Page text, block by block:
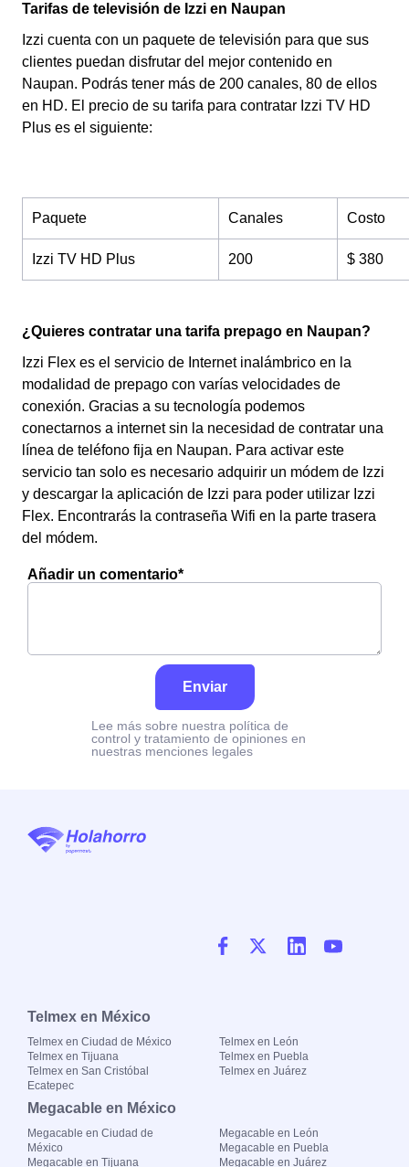
Tarifas de televisión de Izzi en Naupan
Izzi cuenta con un paquete de televisión para que sus
clientes puedan disfrutar del mejor contenido en
Naupan. Podrás tener más de 200 canales, 80 de ellos
en HD. El precio de su tarifa para contratar Izzi TV HD
Plus es el siguiente:
Paquete Canales Costo
Izzi TV HD Plus 200 $ 380
¿Quieres contratar una tarifa prepago en Naupan?
Izzi Flex es el servicio de Internet inalámbrico en la
modalidad de prepago con varías velocidades de
conexión. Gracias a su tecnología podemos
conectarnos a internet sin la necesidad de contratar una
línea de teléfono fija en Naupan. Para activar este
servicio tan solo es necesario adquirir un módem de Izzi
y descargar la aplicación de Izzi para poder utilizar Izzi
Flex. Encontrarás la contraseña Wifi en la parte trasera
del módem.
Añadir un comentario*
Enviar
Lee más sobre nuestra política de
control y tratamiento de opiniones en
nuestras menciones legales
Telmex en México
Telmex en Ciudad de México
Telmex en Tijuana
Telmex en San Cristóbal
Ecatepec
Telmex en León
Telmex en Puebla
Telmex en Juárez
Megacable en México
Megacable en Ciudad de
México
Megacable en Tijuana
Megacable en León
Megacable en Puebla
Megacable en Juárez